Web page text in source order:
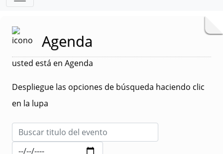
Agenda
usted está en Agenda
Despliegue las opciones de búsqueda haciendo clic
en la lupa